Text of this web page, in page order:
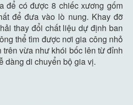
để có được 8 chiếc xương gốm
để đưa vào lò nung. Khay đỡ
thay đổi chất liệu dự định ban
thể tìm được nơi gia công nhỏ
trên vừa như khói bốc lên từ đỉnh
dàng di chuyển bộ gia vị.